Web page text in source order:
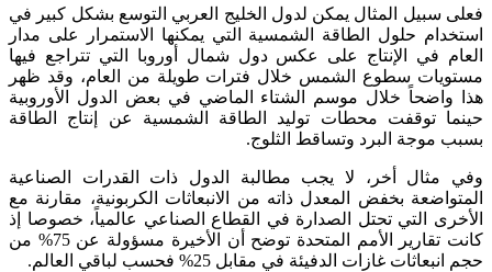
فعلى سبيل المثال يمكن لدول الخليج العربي التوسع بشكل كبير في
استخدام حلول الطاقة الشمسية التي يمكنها الاستمرار على مدار
العام في الإنتاج على عكس دول شمال أوروبا التي تتراجع فيها
مستويات سطوع الشمس خلال فترات طويلة من العام، وقد ظهر
هذا واضحاً خلال موسم الشتاء الماضي في بعض الدول الأوروبية
حينما توقفت محطات توليد الطاقة الشمسية عن إنتاج الطاقة
بسبب موجة البرد وتساقط الثلوج.
وفي مثال أخر، لا يجب مطالبة الدول ذات القدرات الصناعية
المتواضعة بخفض المعدل ذاته من الانبعاثات الكربونية، مقارنة مع
الأخرى التي تحتل الصدارة في القطاع الصناعي عالمياً، خصوصا إذ
كانت تقارير الأمم المتحدة توضح أن الأخيرة مسؤولة عن 75% من
حجم انبعاثات غازات الدفيئة في مقابل 25% فحسب لباقي العالم.